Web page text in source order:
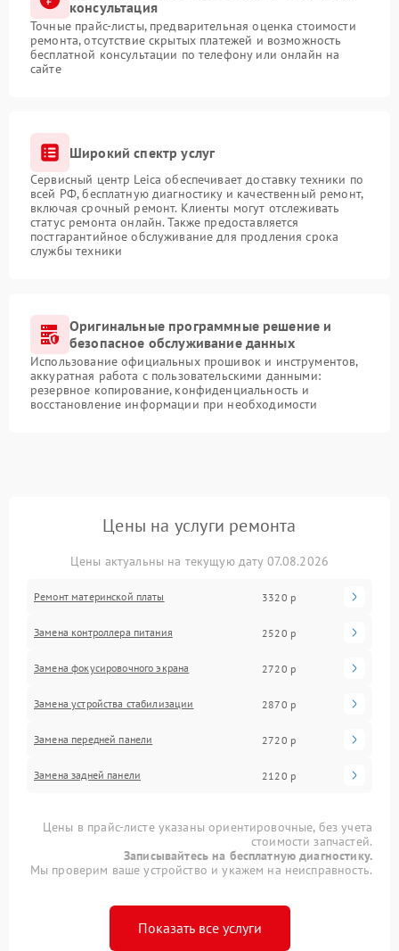
консультация
Точные прайс-листы, предварительная оценка стоимости
ремонта, отсутствие скрытых платежей и возможность
бесплатной консультации по телефону или онлайн на
сайте
Широкий спектр услуг
Сервисный центр Leica обеспечивает доставку техники по
всей РФ, бесплатную диагностику и качественный ремонт,
включая срочный ремонт. Клиенты могут отслеживать
статус ремонта онлайн. Также предоставляется
постгарантийное обслуживание для продления срока
службы техники
Оригинальные программные решение и
безопасное обслуживание данных
Использование официальных прошивок и инструментов,
аккуратная работа с пользовательскими данными:
резервное копирование, конфиденциальность и
восстановление информации при необходимости
Цены на услуги ремонта
Цены актуальны на текущую дату 07.08.2026
Ремонт материнской платы 3320 р
Замена контроллера питания 2520 р
Замена фокусировочного экрана 2720 р
Замена устройства стабилизации 2870 р
Замена передней панели 2720 р
Замена задней панели 2120 р
Цены в прайс-листе указаны ориентировочные, без учета
стоимости запчастей.
Записывайтесь на бесплатную диагностику.
Мы проверим ваше устройство и укажем на неисправность.
Показать все услуги